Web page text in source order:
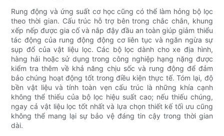
Rung động và ứng suất cơ học cũng có thể làm hỏng bộ lọc
theo thời gian. Cấu trúc hỗ trợ bên trong chắc chắn, khung
xếp nếp được gia cố và nắp đậy đầu an toàn giúp giảm thiểu
tác động của rung động động cơ liên tục và ngăn ngừa sự
sụp đổ của vật liệu lọc. Các bộ lọc dành cho xe địa hình,
hàng hải hoặc sử dụng trong công nghiệp hạng nặng được
kiểm tra thêm về khả năng chịu sốc và rung động để đảm
bảo chúng hoạt động tốt trong điều kiện thực tế. Tóm lại, độ
bền vật liệu và tính toàn vẹn cấu trúc là những khía cạnh
không thể thiếu của bộ lọc hiệu suất cao; nếu thiếu chúng,
ngay cả vật liệu lọc tốt nhất và lựa chọn thiết kế tối ưu cũng
không thể mang lại sự bảo vệ đáng tin cậy trong thời gian
dài.